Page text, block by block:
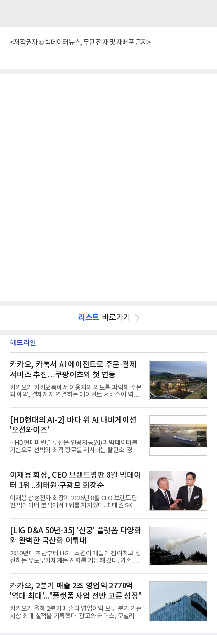
<저작권자 © 빅데이터뉴스, 무단 전재 및 재배포 금지>
리스트 바로가기
헤드라인
카카오, 카톡서 AI 에이전트로 주문·결제
서비스 추진…쿠팡이츠와 첫 연동
카카오가 카카오톡에서 이용자의 의도를 파악해 주문
과 예약, 결제까지 연결하는 에이전트 서비스에 역량
행 등으로 적용 범위를 넓혀 AI를 새로운 톡비즈 성장
축으로 만들겠다는 구상이다.정신아 카카오 대표는 6
일 열린 2분기 실적 발표 컨퍼런스콜에서 "AI는 톡비
즈 성장 재점화의 핵심이자 주요 매출원으로 자리 잡
을 것"이라며 이같은 AI 사업 전략을 공개했다. 카카
오는 이날 함께 발표한 2분기 연결 매출이 전년 동기
대비 9% 증가한 2조985억원, 영업이익은 36% 늘어
17% 증가하
[HD현대의 AI-2] 바다 위 AI 내비게이션
'오션와이즈'
···HD현대마린슬루선은 인공지능(AI)과 빅데이터를
기반으로 선박의 최적 항로를 제시하는 탈탄소·경제
장비 설치 없이 일고리즘 만으로 선박의 탄소 배출량
을 모니터링 및 예측하며, 연료 소비를 최소화하는 운
항 가이드라인을 제공한다.오션와이즈의 핵심 기능은
CI(탄소집약도지수) 실시간 관리 예측, 시 기반 최적
항로 추천, 선단 관리 등이다. HD현대오일뱅크와의
실증에서는 총 13개 구간, 10만6000km 항해를 통해
평균 5.3%의 연료 질감 효과를 입증했다. 이는 연간 1
의 핵심
이재용 회장, CEO 브랜드평판 8월 빅데이
터 1위...최태원·구광모 회장순
이재용 삼성전자 회장이 2026년 8월 CEO 브랜드평
판 빅데이터 분석에서 1위를 차지했다. 최태원 SK그
국기업평판연구소(소장 구창환)는 빅데이터뉴스와
함께 60명의 CEO 브랜드를 대상으로 2026년 7월 6
일부터 8월 6일까지 수집된 소비자 빅데이터
7,395,735건을 분석한 결과, 삼성 이재용 회장이 브
랜드평판지수 1,984,715를 기록하며 8월 1위에 올랐
다고 밝혔다. 분석에 활용된 빅데이터는 지난 7월
(14,233,797건) 대비 48.04% 감소한 수치다.8월
김승연, 이재현, 강호동, 김범수, 양종
[LIG D&A 50년-35] '신궁' 플랫폼 다양화
와 완벽한 국산화 이뤄내
2010년대 초반부터 LIG넥스원이 개발에 참여하고 생
산하는 유도무기체계는 진화를 거듭해 갔다. 기존 무
용도가 떨어지는 재래식 무기를 새롭게 활용하는 방
안이 강구됐다. 또 핵심 구성품 국산화를 통해 수출상
의 제약을 해소하고자 노력했다. 이러한 LIG넥스원의
신기술 개발 성과가 집약된 무기체계가 바로 휴대용
지대공 유도무기 ‘신궁’이다.신궁은 이미 2009년 수
출을 위한 개량형 멀티런처 개발을 완료함으로써 기
능 다양화와 계열화 가능성을 선보인 바 있었다. 이번
카카오, 2분기 매출 2조·영업익 2770억
'역대 최대'..."플랫폼 사업 전반 고른 성장"
카카오가 올해 2분기 매출과 영업이익 모두 분기 기준
사상 최대 실적을 기록했다. 광고와 커머스, 모빌리